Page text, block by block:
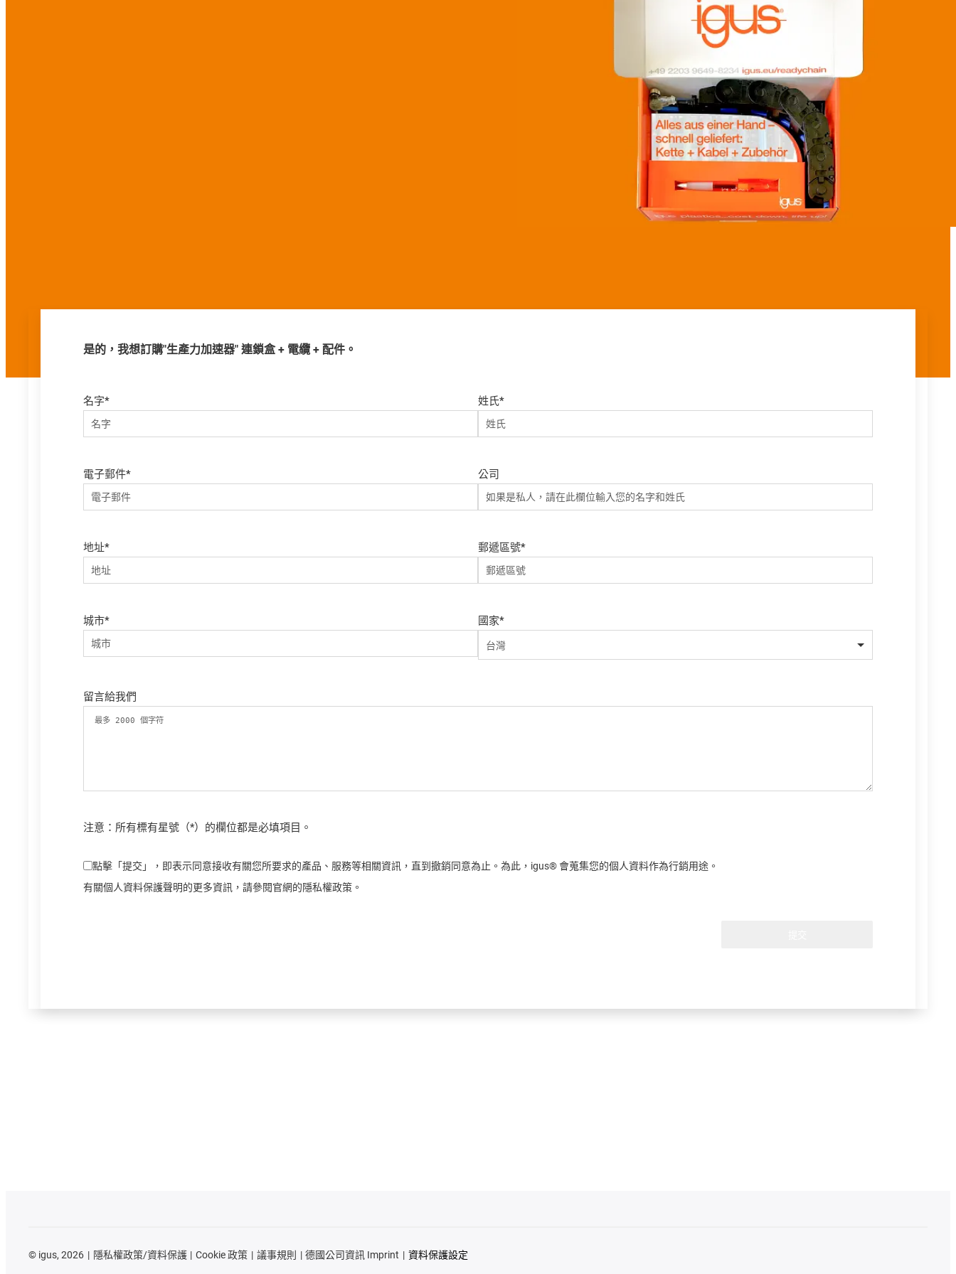
是的，我想訂購"生產力加速器" 連鎖盒 + 電纜 + 配件。
名字* 姓氏*
電子郵件* 公司
地址* 郵遞區號*
城市* 國家*
留言給我們
注意：所有標有星號（*）的欄位都是必填項目。
點擊「提交」，即表示同意接收有關您所要求的產品、服務等相關資訊，直到撤銷同意為止。為此，igus® 會蒐集您的個人資料作為行銷用途。
有關個人資料保護聲明的更多資訊，請參閱官網的隱私權政策。
© igus, 2026 隱私權政策/資料保護 Cookie 政策 議事規則 德國公司資訊 Imprint 資料保護設定